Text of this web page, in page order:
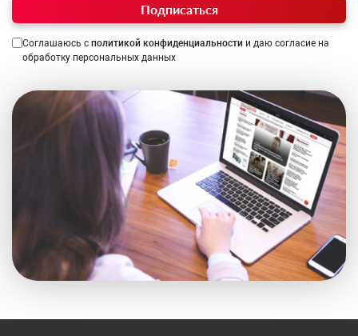
Подписаться
Соглашаюсь с политикой конфиденциальности и даю согласие на
обработку персональных данных